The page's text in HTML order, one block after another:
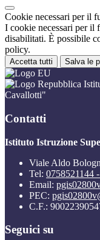
Cookie necessari per il
I cookie necessari per il
disabilitati. È possibile
policy.
Accetta tutti Salva le
Cavallotti"
Contatti
Istituto Istruzione
Viale Aldo
Tel: 0758521144
Email:
PEC:
C.F.:
Seguici su